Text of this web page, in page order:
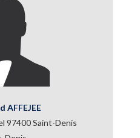
AFFEJEE
97400 Saint-Denis